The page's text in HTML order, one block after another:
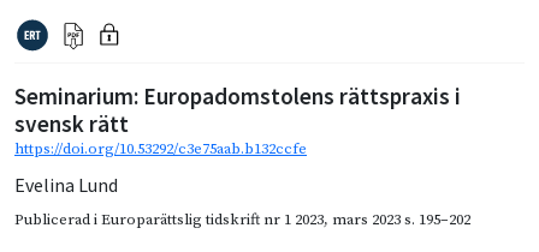
Seminarium: Europadomstolens rättspraxis i
svensk rätt
https://doi.org/10.53292/c3e75aab.b132ccfe
Evelina Lund
Publicerad iEuroparättslig tidskrift nr 1 2023, mars 2023s. 195–202